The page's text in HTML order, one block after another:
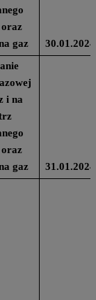
gaz
30.01.2024
i na
gaz
31.01.2024